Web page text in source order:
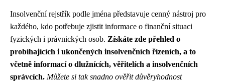
Insolvenční rejstřík podle jména představuje cenný nástroj pro
každého, kdo potřebuje zjistit informace o finanční situaci
fyzických i právnických osob. Získáte zde přehled o
probíhajících i ukončených insolvenčních řízeních, a to
včetně informací o dlužnících, věřitelích a insolvenčních
správcích. Můžete si tak snadno ověřit důvěryhodnost